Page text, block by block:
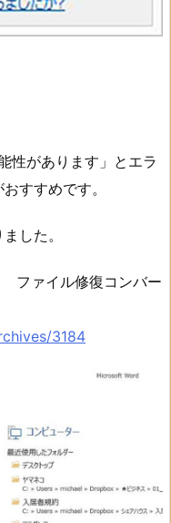
性があります」とエラ
すすめです。
した。
ファイル修復コンバー
3184